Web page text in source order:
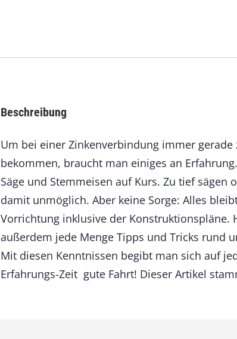
:
Z
i
n
k
n
h
i
l
f
Beschreibung
Um bei einer Zinkenverbindung immer
bekommen, braucht man einiges an
Säge und Stemmeisen auf Kurs. Zu tief
damit unmöglich. Aber keine Sorge: Alles
Vorrichtung inklusive der Konstruktionspläne.
außerdem jede Menge Tipps und Tricks rund
Mit diesen Kenntnissen begibt man sich auf
Erfahrungs-Zeit  gute Fahrt! Dieser Artikel